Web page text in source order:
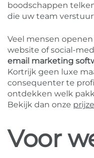
boodschappen
die uw team
Veel mensen
website of social-
email marketing
Kortrijk geen luxe
consequenter te
ontdekken welk
Bekijk dan onze
Voor